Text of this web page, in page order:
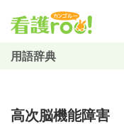
用語辞典
高次脳機能障害